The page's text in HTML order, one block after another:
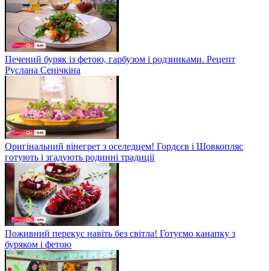
Печений буряк із фетою, гарбузом і родзинками. Рецепт
Руслана Сенічкіна
Оригінальний вінегрет з оселедцем! Гордєєв і Шовкопляс
готують і згадують родинні традиції
Поживний перекус навіть без світла! Готуємо канапку з
буряком і фетою